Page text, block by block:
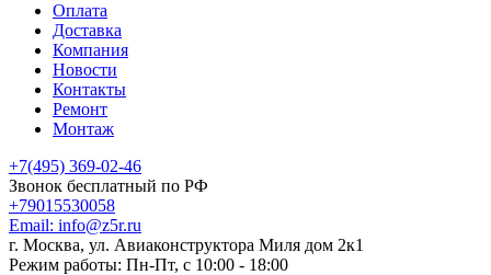
Оплата
Доставка
Компания
Новости
Контакты
Ремонт
Монтаж
+7(495) 369-02-46
Звонок бесплатный по РФ
+79015530058
Email: info@z5r.ru
г. Москва, ул. Авиаконструктора Миля дом 2к1
Режим работы: Пн-Пт, с 10:00 - 18:00